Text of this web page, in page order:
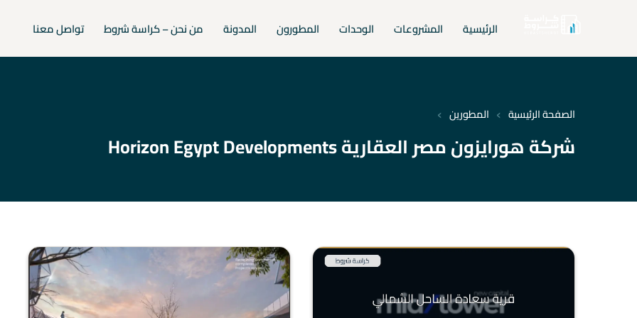
الرئيسية المشروعات الوحدات المطورون المدونة من نحن – كراسة شروط تواصل معنا
الصفحة الرئيسية › المطورين ›
شركة هورايزون مصر العقارية Horizon Egypt Developments